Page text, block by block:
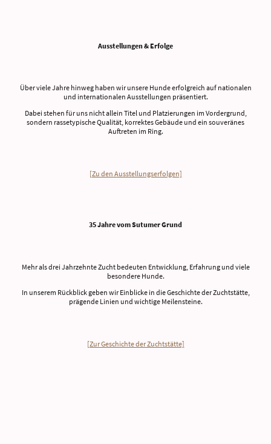
Ausstellungen & Erfolge
Über viele Jahre hinweg haben wir unsere Hunde erfolgreich auf nationalen
und internationalen Ausstellungen präsentiert.
Dabei stehen für uns nicht allein Titel und Platzierungen im Vordergrund,
sondern rassetypische Qualität, korrektes Gebäude und ein souveränes
Auftreten im Ring.
[Zu den Ausstellungserfolgen]
35 Jahre vom Sutumer Grund
Mehr als drei Jahrzehnte Zucht bedeuten Entwicklung, Erfahrung und viele
besondere Hunde.
In unserem Rückblick geben wir Einblicke in die Geschichte der Zuchtstätte,
prägende Linien und wichtige Meilensteine.
[Zur Geschichte der Zuchtstätte]